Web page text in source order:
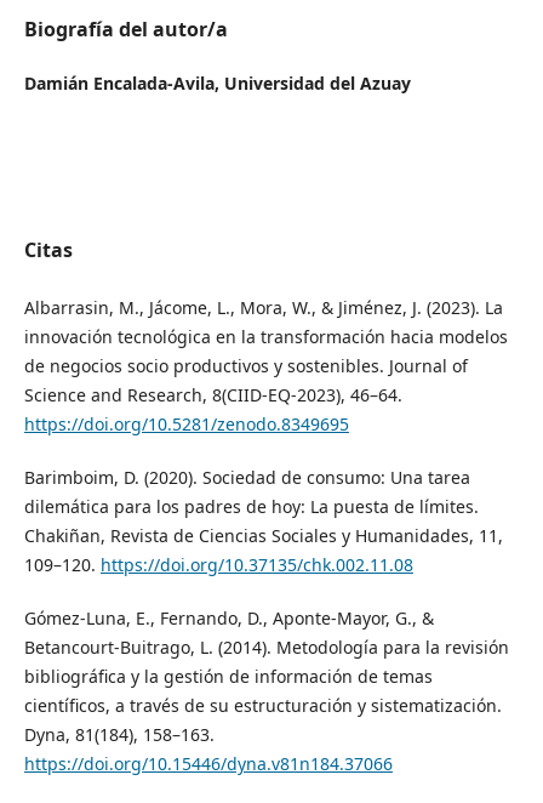
Biografía del autor/a
Damián Encalada-Avila, Universidad del Azuay
Citas
Albarrasin, M., Jácome, L., Mora, W., & Jiménez, J. (2023). La
innovación tecnológica en la transformación hacia modelos
de negocios socio productivos y sostenibles. Journal of
Science and Research, 8(CIID-EQ-2023), 46–64.
https://doi.org/10.5281/zenodo.8349695
Barimboim, D. (2020). Sociedad de consumo: Una tarea
dilemática para los padres de hoy: La puesta de límites.
Chakiñan, Revista de Ciencias Sociales y Humanidades, 11,
109–120. https://doi.org/10.37135/chk.002.11.08
Gómez-Luna, E., Fernando, D., Aponte-Mayor, G., &
Betancourt-Buitrago, L. (2014). Metodología para la revisión
bibliográfica y la gestión de información de temas
científicos, a través de su estructuración y sistematización.
Dyna, 81(184), 158–163.
https://doi.org/10.15446/dyna.v81n184.37066